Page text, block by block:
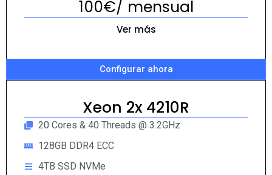
100€/ mensual
Ver más
Configurar ahora
Xeon 2x 4210R
20 Cores & 40 Threads @ 3.2GHz
128GB DDR4 ECC
4TB SSD NVMe